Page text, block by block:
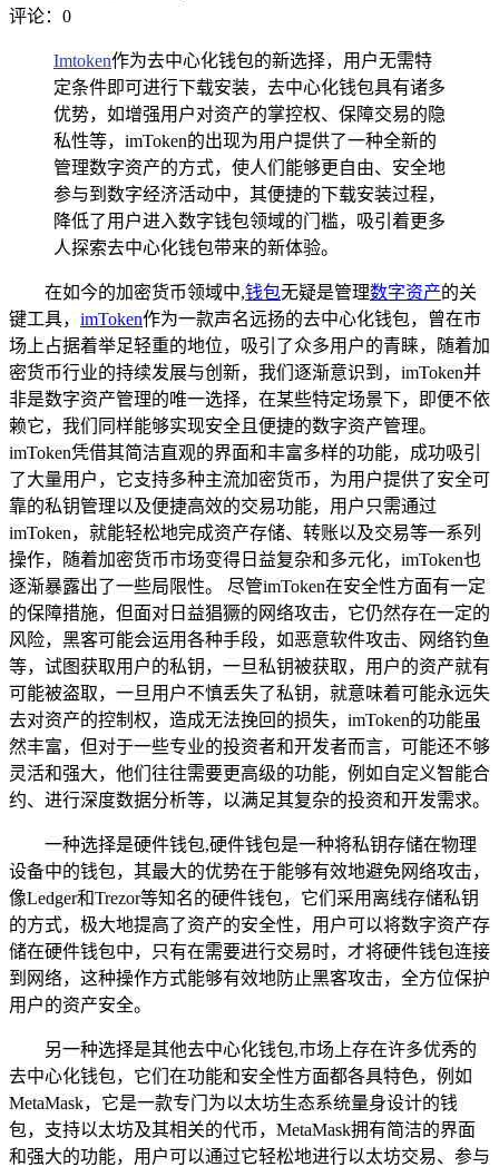
评论：0
Imtoken作为去中心化钱包的新选择，用户无需特
定条件即可进行下载安装，去中心化钱包具有诸多
优势，如增强用户对资产的掌控权、保障交易的隐
私性等，imToken的出现为用户提供了一种全新的
管理数字资产的方式，使人们能够更自由、安全地
参与到数字经济活动中，其便捷的下载安装过程，
降低了用户进入数字钱包领域的门槛，吸引着更多
人探索去中心化钱包带来的新体验。
在如今的加密货币领域中,钱包无疑是管理数字资产的关
键工具， imToken作为一款声名远扬的去中心化钱包，曾在市
场上占据着举足轻重的地位，吸引了众多用户的青睐，随着加
密货币行业的持续发展与创新，我们逐渐意识到，imToken并
非是数字资产管理的唯一选择，在某些特定场景下，即便不依
赖它，我们同样能够实现安全且便捷的数字资产管理。
imToken凭借其简洁直观的界面和丰富多样的功能，成功吸引
了大量用户，它支持多种主流加密货币，为用户提供了安全可
靠的私钥管理以及便捷高效的交易功能，用户只需通过
imToken，就能轻松地完成资产存储、转账以及交易等一系列
操作，随着加密货币市场变得日益复杂和多元化，imToken也
逐渐暴露出了一些局限性。 尽管imToken在安全性方面有一定
的保障措施，但面对日益猖獗的网络攻击，它仍然存在一定的
风险，黑客可能会运用各种手段，如恶意软件攻击、网络钓鱼
等，试图获取用户的私钥，一旦私钥被获取，用户的资产就有
可能被盗取，一旦用户不慎丢失了私钥，就意味着可能永远失
去对资产的控制权，造成无法挽回的损失，imToken的功能虽
然丰富，但对于一些专业的投资者和开发者而言，可能还不够
灵活和强大，他们往往需要更高级的功能，例如自定义智能合
约、进行深度数据分析等，以满足其复杂的投资和开发需求。
一种选择是硬件钱包,硬件钱包是一种将私钥存储在物理
设备中的钱包，其最大的优势在于能够有效地避免网络攻击，
像Ledger和Trezor等知名的硬件钱包，它们采用离线存储私钥
的方式，极大地提高了资产的安全性，用户可以将数字资产存
储在硬件钱包中，只有在需要进行交易时，才将硬件钱包连接
到网络，这种操作方式能够有效地防止黑客攻击，全方位保护
用户的资产安全。
另一种选择是其他去中心化钱包,市场上存在许多优秀的
去中心化钱包，它们在功能和安全性方面都各具特色，例如
MetaMask，它是一款专门为以太坊生态系统量身设计的钱
包，支持以太坊及其相关的代币，MetaMask拥有简洁的界面
和强大的功能，用户可以通过它轻松地进行以太坊交易、参与